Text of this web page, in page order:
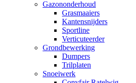
Gazononderhoud
Grasmaaiers
Kantensnijders
Sportline
Verticuteerder
Grondbewerking
Dumpers
Trilplaten
Snoeiwerk